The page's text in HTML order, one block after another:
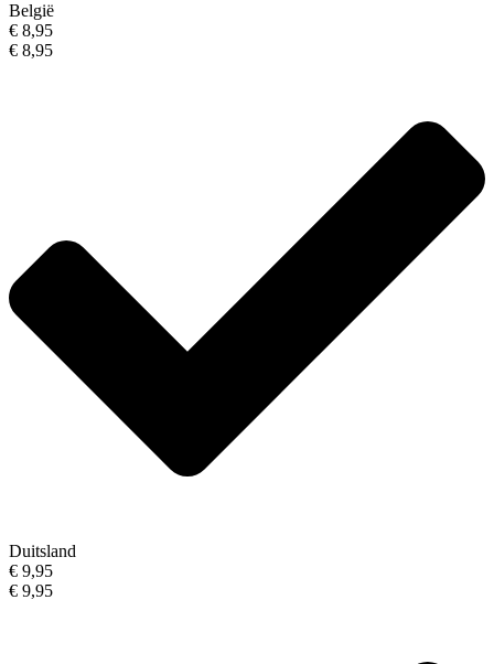
België
€ 8,95
€ 8,95
Duitsland
€ 9,95
€ 9,95